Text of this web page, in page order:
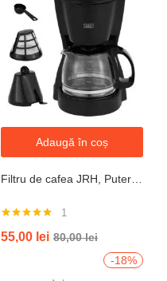
Adaugă în coș
5.00din 5
1
55,00 lei 80,00lei
-18%